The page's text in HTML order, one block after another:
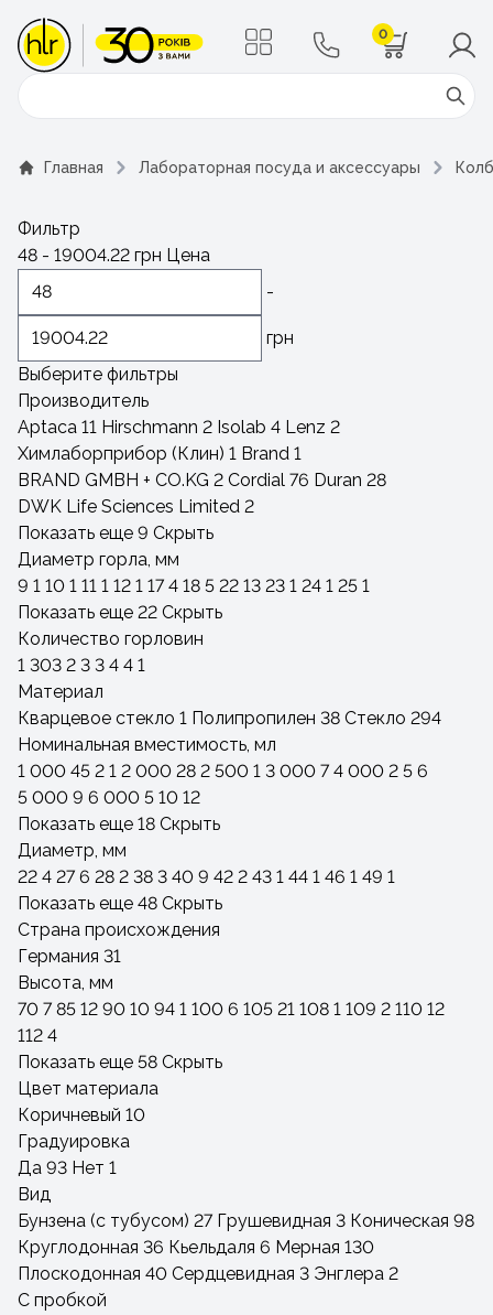
0
Поиск
Главная Лабораторная посуда и аксессуары
Фильтр
48 - 19004.22 грн Цена
-
грн
Выберите фильтры
Производитель
Aptaca 11 Hirschmann 2 Isolab 4 Lenz 2
Химлаборприбор (Клин) 1 Brand 1
BRAND GMBH + CO.KG 2 Cordial 76 Duran 28
DWK Life Sciences Limited 2
Показать еще 9 Скрыть
Диаметр горла, мм
9 1 10 1 11 1 12 1 17 4 18 5 22 13 23 1 24 1 25 1
Показать еще 22 Скрыть
Количество горловин
1 303 2 3 3 4 4 1
Материал
Кварцевое стекло 1 Полипропилен 38 Стекло 294
Номинальная вместимость, мл
1 000 45 2 1 2 000 28 2 500 1 3 000 7 4 000 2 5 6
5 000 9 6 000 5 10 12
Показать еще 18 Скрыть
Диаметр, мм
22 4 27 6 28 2 38 3 40 9 42 2 43 1 44 1 46 1 49 1
Показать еще 48 Скрыть
Страна происхождения
Германия 31
Высота, мм
70 7 85 12 90 10 94 1 100 6 105 21 108 1 109 2 110 12
112 4
Показать еще 58 Скрыть
Цвет материала
Коричневый 10
Градуировка
Да 93 Нет 1
Вид
Бунзена (с тубусом) 27 Грушевидная 3 Коническая 98
Круглодонная 36 Кьельдаля 6 Мерная 130
Плоскодонная 40 Сердцевидная 3 Энглера 2
С пробкой